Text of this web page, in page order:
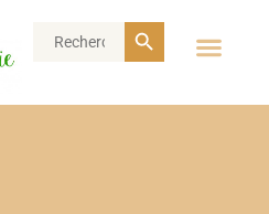
Search
Search Button